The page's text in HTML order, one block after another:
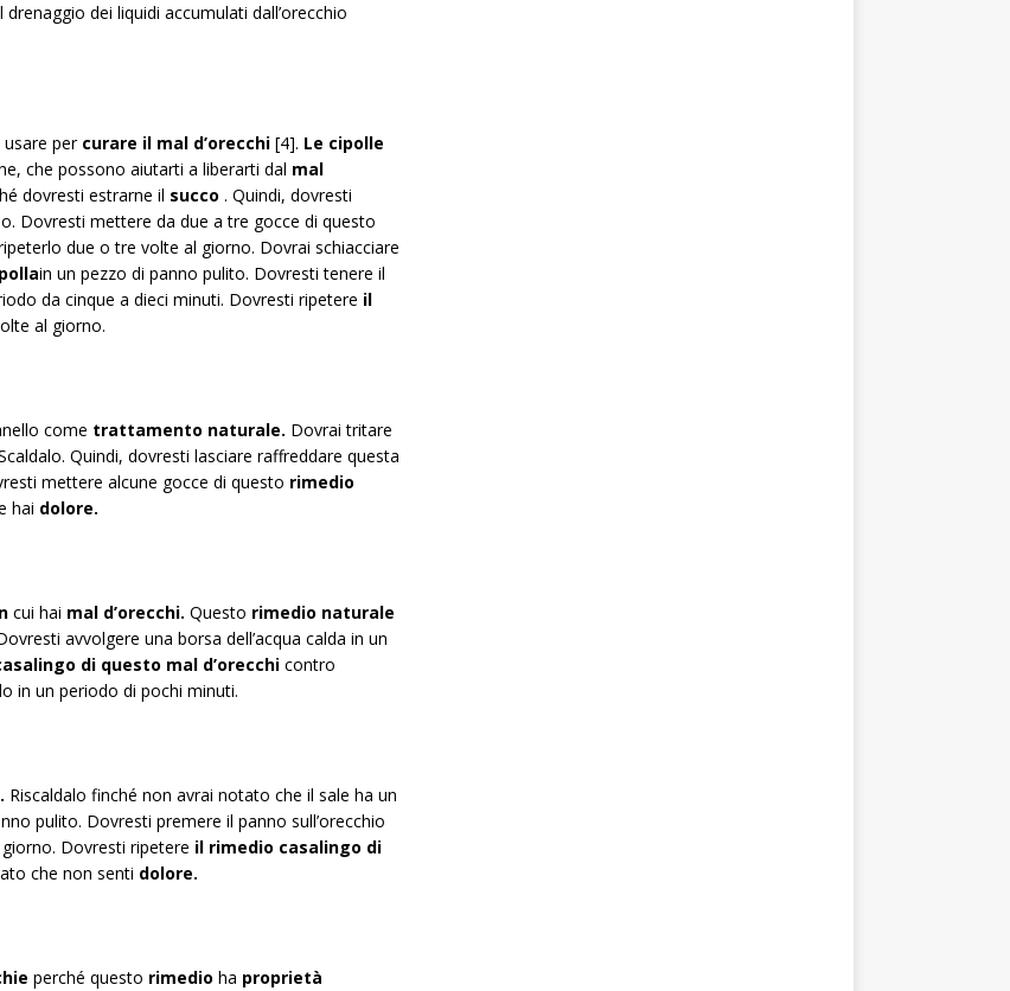
drenaggio dei liquidi accumulati dall’orecchio
per curare il mal d’orecchi [4]. Le cipolle
che possono aiutarti a liberarti dal mal
dovresti estrarne il succo . Quindi, dovresti
Dovresti mettere da due a tre gocce di questo
due o tre volte al giorno. Dovrai schiacciare
in un pezzo di panno pulito. Dovresti tenere il
da cinque a dieci minuti. Dovresti ripetere il
al giorno.
come trattamento naturale. Dovrai tritare
Quindi, dovresti lasciare raffreddare questa
mettere alcune gocce di questo rimedio
hai dolore.
cui hai mal d’orecchi. Questo rimedio naturale
avvolgere una borsa dell’acqua calda in un
di questo mal d’orecchi contro
in un periodo di pochi minuti.
Riscaldalo finché non avrai notato che il sale ha un
pulito. Dovresti premere il panno sull’orecchio
Dovresti ripetere il rimedio casalingo di
che non senti dolore.
perché questo rimedio ha proprietà